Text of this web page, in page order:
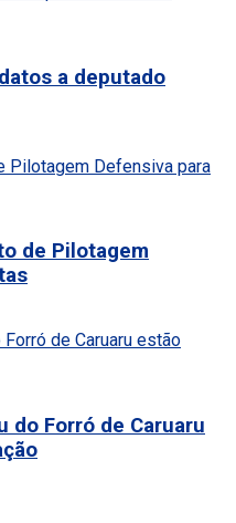
a deputado
de Pilotagem
do Forró de Caruaru